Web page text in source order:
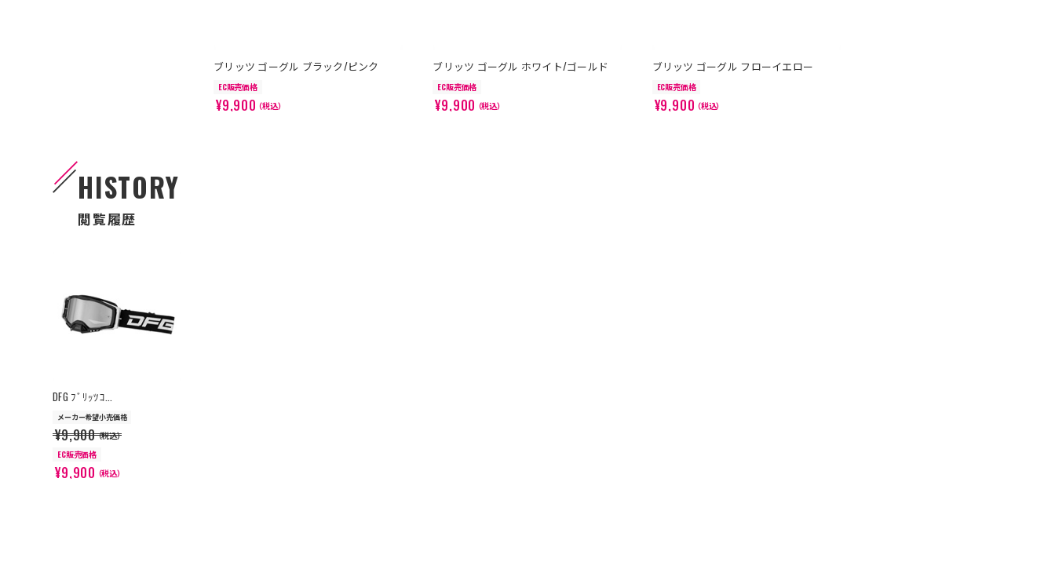
ブリッツ ゴーグル ブラック/ピンク
EC販売価格
¥9,900（税込）
ブリッツ ゴーグル ホワイト/ゴールド
EC販売価格
¥9,900（税込）
ブリッツ ゴーグル フローイエロー
EC販売価格
¥9,900（税込）
HISTORY
閲覧履歴
DFG ﾌﾞﾘｯﾂｺ...
メーカー希望小売価格
¥9,900（税込）
EC販売価格
¥9,900（税込）
>